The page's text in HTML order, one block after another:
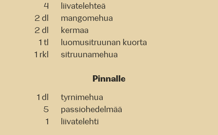
4
liivatelehteä
2 dl
mangomehua
2 dl
kermaa
1 tl
luomusitruunan kuorta
1 rkl
sitruunamehua
Pinnalle
1 dl
tyrnimehua
5
passiohedelmää
1
liivatelehti